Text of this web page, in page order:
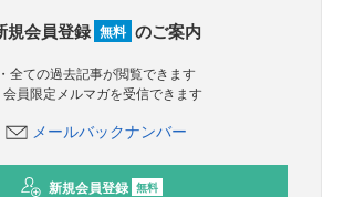
規会員登録 無料 のご案内
・全ての過去記事が閲覧できます
会員限定メルマガを受信できます
メールバックナンバー
新規会員登録 無料